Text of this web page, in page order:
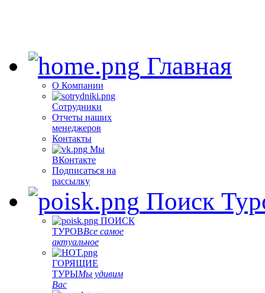
Главная
О Компании
Сотрудники
Отчеты наших
менеджеров
Контакты
Мы
ВКонтакте
Подписаться на
рассылку
Поиск
ПОИСК
ТУРОВВсе самое
актуальное
ГОРЯЩИЕ
ТУРЫМы удивим
Вас